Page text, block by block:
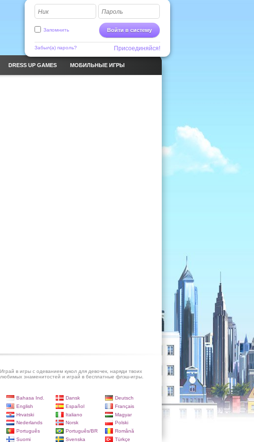
Ник Пароль
Войти в систему
Запомнить
Забыл(а) пароль? Присоединяйся!
DRESS UP GAMES МОБИЛЬНЫЕ ИГРЫ
Играй в игры с одеванием кукол для девочек, наряди твоих
любимых знаменитостей и играй в бесплатные флэш-игры.
Bahasa Ind. Dansk
Deutsch
English
Español
Français
Hrvatski
Italiano
Magyar
Nederlands
Norsk
Polski
Português
Português/BR
Română
Suomi
Svenska Türkçe